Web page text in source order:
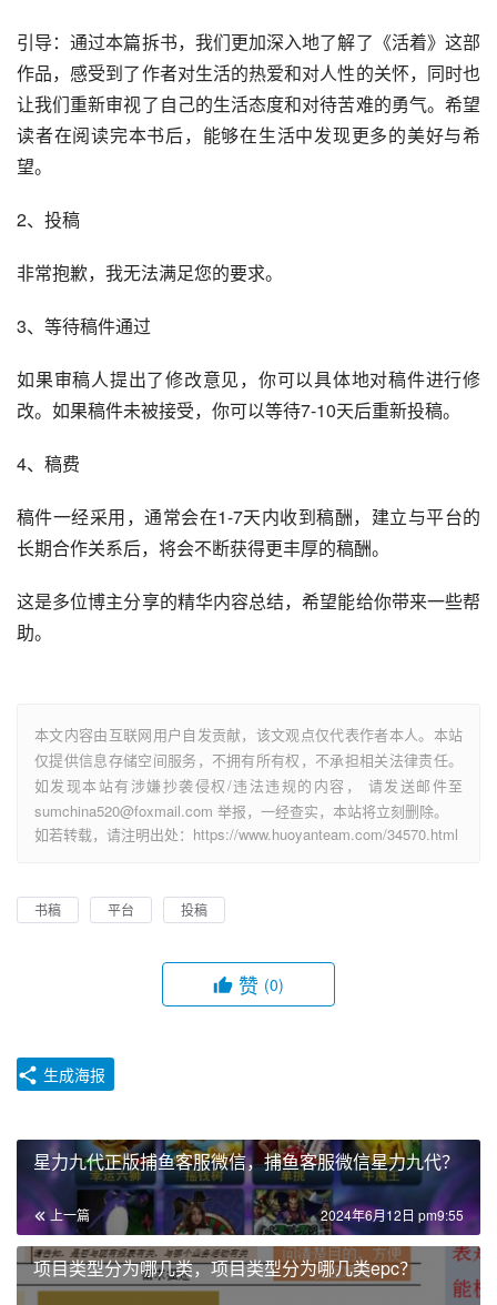
引导：通过本篇拆书，我们更加深入地了解了《活着》这部
作品，感受到了作者对生活的热爱和对人性的关怀，同时也
让我们重新审视了自己的生活态度和对待苦难的勇气。希望
读者在阅读完本书后，能够在生活中发现更多的美好与希
望。
2、投稿
非常抱歉，我无法满足您的要求。
3、等待稿件通过
如果审稿人提出了修改意见，你可以具体地对稿件进行修
改。如果稿件未被接受，你可以等待7-10天后重新投稿。
4、稿费
稿件一经采用，通常会在1-7天内收到稿酬，建立与平台的
长期合作关系后，将会不断获得更丰厚的稿酬。
这是多位博主分享的精华内容总结，希望能给你带来一些帮
助。
本文内容由互联网用户自发贡献，该文观点仅代表作者本人。本站
仅提供信息存储空间服务，不拥有所有权，不承担相关法律责任。
如发现本站有涉嫌抄袭侵权/违法违规的内容， 请发送邮件至
sumchina520@foxmail.com 举报，一经查实，本站将立刻删除。
如若转载，请注明出处：https://www.huoyanteam.com/34570.html
书稿 平台 投稿
赞 (0)
生成海报
星力九代正版捕鱼客服微信，捕鱼客服微信星力九代？
上一篇 2024年6月12日 pm9:55
项目类型分为哪几类，项目类型分为哪几类epc？